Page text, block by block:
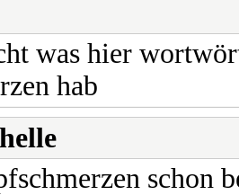
was hier
hab
schon